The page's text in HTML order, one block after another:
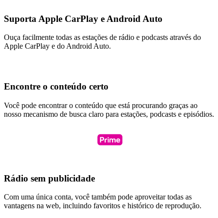
Suporta Apple CarPlay e Android Auto
Ouça facilmente todas as estações de rádio e podcasts através do
Apple CarPlay e do Android Auto.
Encontre o conteúdo certo
Você pode encontrar o conteúdo que está procurando graças ao
nosso mecanismo de busca claro para estações, podcasts e episódios.
Rádio sem publicidade
Com uma única conta, você também pode aproveitar todas as
vantagens na web, incluindo favoritos e histórico de reprodução.